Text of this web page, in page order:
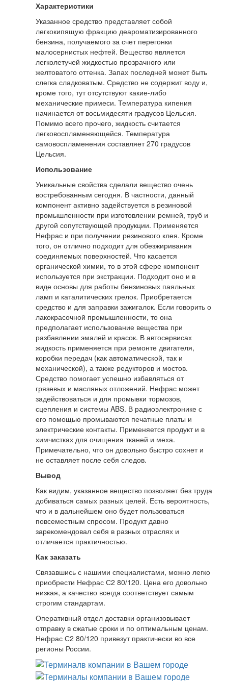
Характеристики
Указанное средство представляет собой
легкокипящую фракцию деароматизированного
бензина, получаемого за счет перегонки
малосернистых нефтей. Вещество является
легколетучей жидкостью прозрачного или
желтоватого оттенка. Запах последней может быть
слегка сладковатым. Средство не содержит воду и,
кроме того, тут отсутствуют какие-либо
механические примеси. Температура кипения
начинается от восьмидесяти градусов Цельсия.
Помимо всего прочего, жидкость считается
легковоспламеняющейся. Температура
самовоспламенения составляет 270 градусов
Цельсия.
Использование
Уникальные свойства сделали вещество очень
востребованным сегодня. В частности, данный
компонент активно задействуется в резиновой
промышленности при изготовлении ремней, труб и
другой сопутствующей продукции. Применяется
Нефрас и при получении резинового клея. Кроме
того, он отлично подходит для обезжиривания
соединяемых поверхностей. Что касается
органической химии, то в этой сфере компонент
используется при экстракции. Подходит оно и в
виде основы для работы бензиновых паяльных
ламп и каталитических грелок. Приобретается
средство и для заправки зажигалок. Если говорить о
лакокрасочной промышленности, то она
предполагает использование вещества при
разбавлении эмалей и красок. В автосервисах
жидкость применяется при ремонте двигателя,
коробки передач (как автоматической, так и
механической), а также редукторов и мостов.
Средство помогает успешно избавляться от
грязевых и масляных отложений. Нефрас может
задействоваться и для промывки тормозов,
сцепления и системы ABS. В радиоэлектронике с
его помощью промываются печатные платы и
электрические контакты. Применяется продукт и в
химчистках для очищения тканей и меха.
Примечательно, что он довольно быстро сохнет и
не оставляет после себя следов.
Вывод
Как видим, указанное вещество позволяет без труда
добиваться самых разных целей. Есть вероятность,
что и в дальнейшем оно будет пользоваться
повсеместным спросом. Продукт давно
зарекомендовал себя в разных отраслях и
отличается практичностью.
Как заказать
Связавшись с нашими специалистами, можно легко
приобрести Нефрас С2 80/120. Цена его довольно
низкая, а качество всегда соответствует самым
строгим стандартам.
Оперативный отдел доставки организовывает
отправку в сжатые сроки и по оптимальным ценам.
Нефрас С2 80/120 привезут практически во все
регионы России.